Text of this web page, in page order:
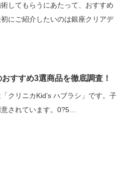
してもらうにあたって、おすすめ
にご紹介したいのは銀座クリアデ
すすめ3選商品を徹底調査！
クリニカKid’s ハブラシ」です。子
されています。0?5…